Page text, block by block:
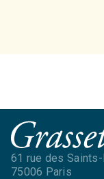
61 rue des
75006 Paris